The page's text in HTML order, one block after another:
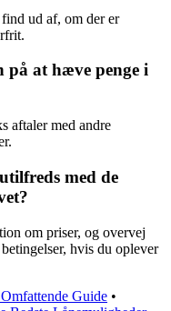
ud af, om der er
at hæve penge i
aftaler med andre
med de
om priser, og overvej
hvis du oplever
Guide •